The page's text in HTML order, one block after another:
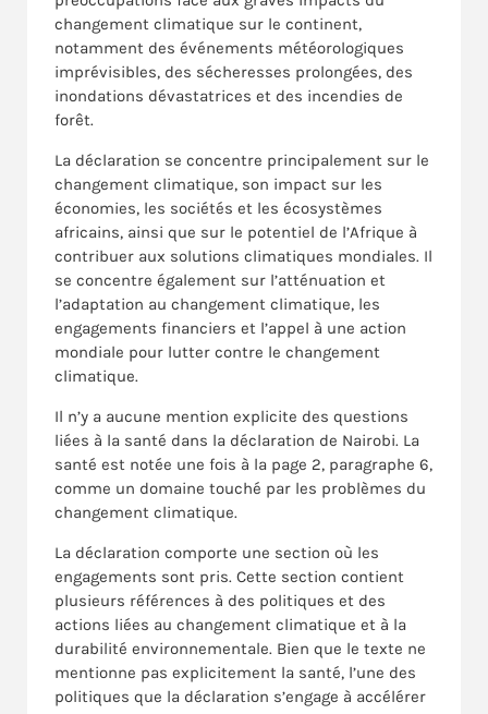
changement climatique sur le continent,
notamment des événements météorologiques
imprévisibles, des sécheresses prolongées, des
inondations dévastatrices et des incendies de
forêt.
La déclaration se concentre principalement sur le
changement climatique, son impact sur les
économies, les sociétés et les écosystèmes
africains, ainsi que sur le potentiel de l’Afrique à
contribuer aux solutions climatiques mondiales. Il
se concentre également sur l’atténuation et
l’adaptation au changement climatique, les
engagements financiers et l’appel à une action
mondiale pour lutter contre le changement
climatique.
Il n’y a aucune mention explicite des questions
liées à la santé dans la déclaration de Nairobi. La
santé est notée une fois à la page 2, paragraphe 6,
comme un domaine touché par les problèmes du
changement climatique.
La déclaration comporte une section où les
engagements sont pris. Cette section contient
plusieurs références à des politiques et des
actions liées au changement climatique et à la
durabilité environnementale. Bien que le texte ne
mentionne pas explicitement la santé, l’une des
politiques que la déclaration s’engage à accélérer